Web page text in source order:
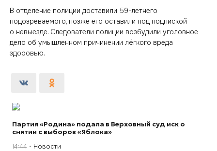
В отделение полиции доставили 59-летнего
подозреваемого, позже его оставили под подпиской
о невыезде. Следователи полиции возбудили уголовное
дело об умышленном причинении лёгкого вреда
здоровью.
Партия «Родина» подала в Верховный суд иск о
снятии с выборов «Яблока»
14:44 Новости